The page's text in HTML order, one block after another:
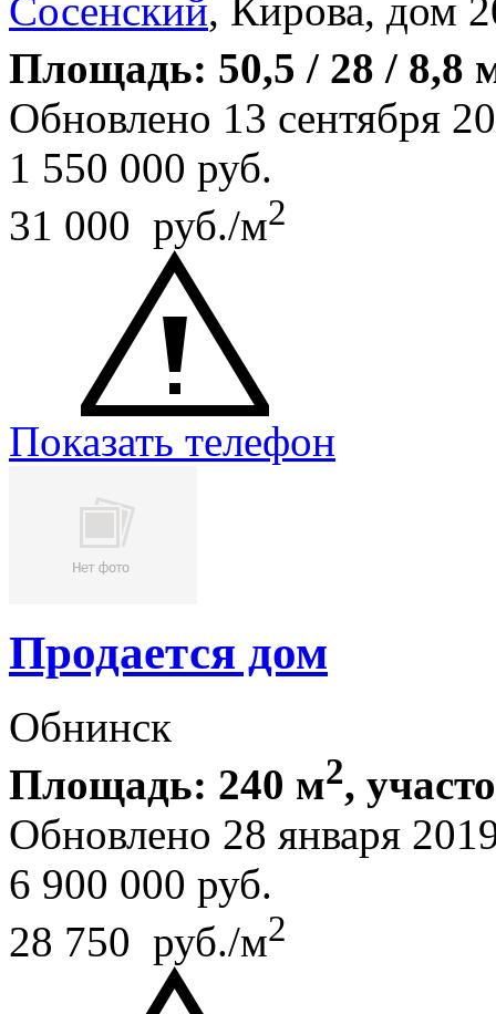
Сосенский, Кирова, дом
Площадь: 50,5 / 28 / 8,8
Обновлено 13 сентября
1 550 000 руб.
31 000 руб./м2
Показать телефон
Продается дом
Обнинск
Площадь: 240 м2,
Обновлено 28 января
6 900 000 руб.
28 750 руб./м2